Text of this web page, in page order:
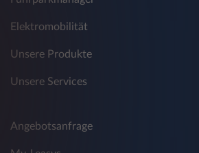
Elektromobilität
Unsere Produkte
Unsere Services
Angebotsanfrage